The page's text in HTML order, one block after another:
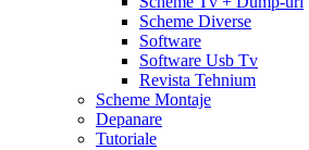
Scheme Diverse
Software
Software Usb Tv
Revista Tehnium
Scheme Montaje
Depanare
Tutoriale